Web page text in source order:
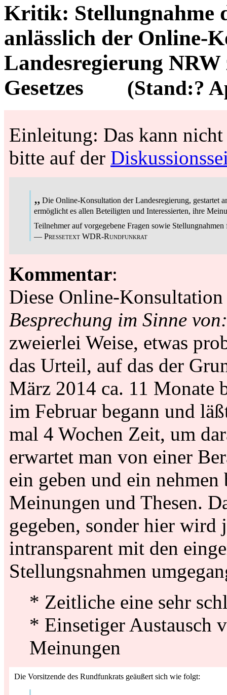
Kritik: Stellungnahme
anlässlich der Online-
Landesregierung
Gesetzes (Stand:?
Einleitung: Das kann
bitte auf der
„ Die Online-Konsultation der Landesregierung, gestartet
ermöglicht es allen Beteiligten und Interessierten, ihre
Teilnehmer auf vorgegebene Fragen sowie
— Pressetext WDR-Rundfunkrat
Kommentar:
Diese Online-
Besprechung im Sinne
zweierlei Weise, etwas
das Urteil, auf das der
März 2014 ca. 11 Monate
im Februar begann und
mal 4 Wochen Zeit, um
erwartet man von einer
ein geben und ein
Meinungen und Thesen.
gegeben, sonder hier wird
intransparent mit den
Stellungsnahmen
* Zeitliche eine sehr
* Einsetiger Austausch
Meinungen
Die Vorsitzende des Rundfunkrats geäußert sich wie folgt: